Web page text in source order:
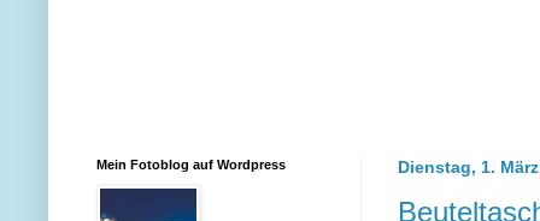
Dienstag, 1.
Mein Fotoblog auf Wordpress